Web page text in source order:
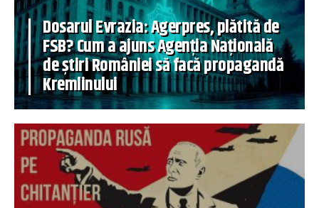
Dosarul Evrazia: Agerpres, plătită de
FSB? Cum a ajuns Agenția Națională
de știri României să facă propagandă
Kremlinului